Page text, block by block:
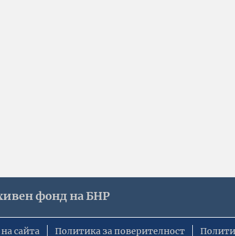
фонд на БНР
сайта Политика за поверителност